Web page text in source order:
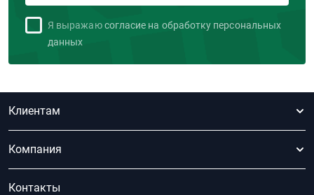
Я выражаю согласие на обработку персональных
данных
Клиентам
Компания
Контакты